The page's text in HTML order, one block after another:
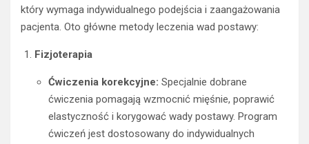
który wymaga indywidualnego podejścia i zaangażowania
pacjenta. Oto główne metody leczenia wad postawy:
Fizjoterapia
Ćwiczenia korekcyjne: Specjalnie dobrane
ćwiczenia pomagają wzmocnić mięśnie, poprawić
elastyczność i korygować wady postawy. Program
ćwiczeń jest dostosowany do indywidualnych